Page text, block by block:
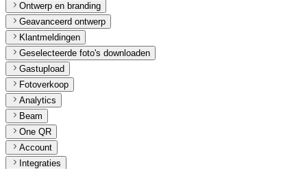
Ontwerp en branding
Geavanceerd ontwerp
Klantmeldingen
Geselecteerde foto's downloaden
Gastupload
Fotoverkoop
Analytics
Beam
One QR
Account
Integraties